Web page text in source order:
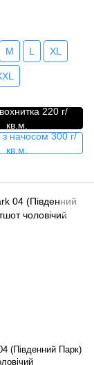
M L XL
220 г/
кв.м.
начосом 300 г/
кв.м.
(Південний Парк)